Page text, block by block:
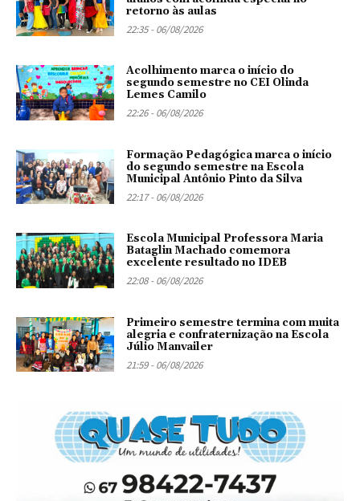
retorno às aulas
22:35 - 06/08/2026
Acolhimento marca o início do
segundo semestre no CEI Olinda
Lemes Camilo
22:26 - 06/08/2026
Formação Pedagógica marca o início
do segundo semestre na Escola
Municipal Antônio Pinto da Silva
22:17 - 06/08/2026
Escola Municipal Professora Maria
Bataglin Machado comemora
excelente resultado no IDEB
22:08 - 06/08/2026
Primeiro semestre termina com muita
alegria e confraternização na Escola
Júlio Manvailer
21:59 - 06/08/2026